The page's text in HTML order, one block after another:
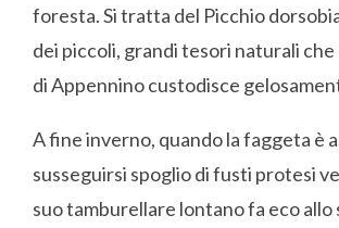
foresta. Si tratta del Picchio
dei piccoli, grandi tesori naturali
di Appennino custodisce
A fine inverno, quando la faggeta è
susseguirsi spoglio di fusti protesi
suo tamburellare lontano fa eco